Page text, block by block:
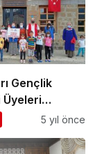
Gençlik
Üyeleri
Müzesi’ni
5 yıl önce